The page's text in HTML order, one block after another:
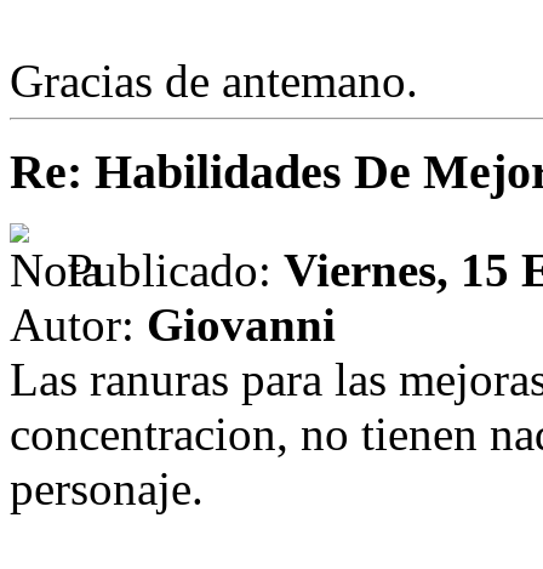
Gracias de antemano.
Re: Habilidades De
Publicado: Viernes, 15
Autor: Giovanni
Las ranuras para las
concentracion, no tienen
personaje.